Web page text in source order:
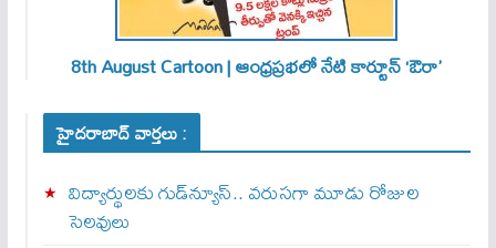
8th August Cartoon | ఆంధ్రప్రభలో నేటి కార్టూన్ ‘ఔరా’
హైదరాబాద్ వార్తలు :
విద్యార్థులకు గుడ్‌న్యూస్.. వరుసగా మూడు రోజుల
సెలవులు